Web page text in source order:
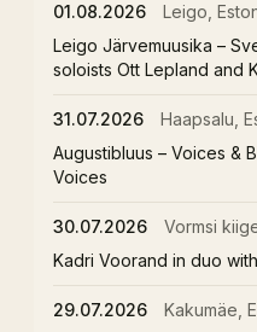
01.08.2026
Leigo,
Leigo Järvemuusika –
soloists Ott Lepland and
31.07.2026
Haapsalu,
Augustibluus – Voices &
Voices
30.07.2026
Vormsi
Kadri Voorand in duo
29.07.2026
Kakumäe,